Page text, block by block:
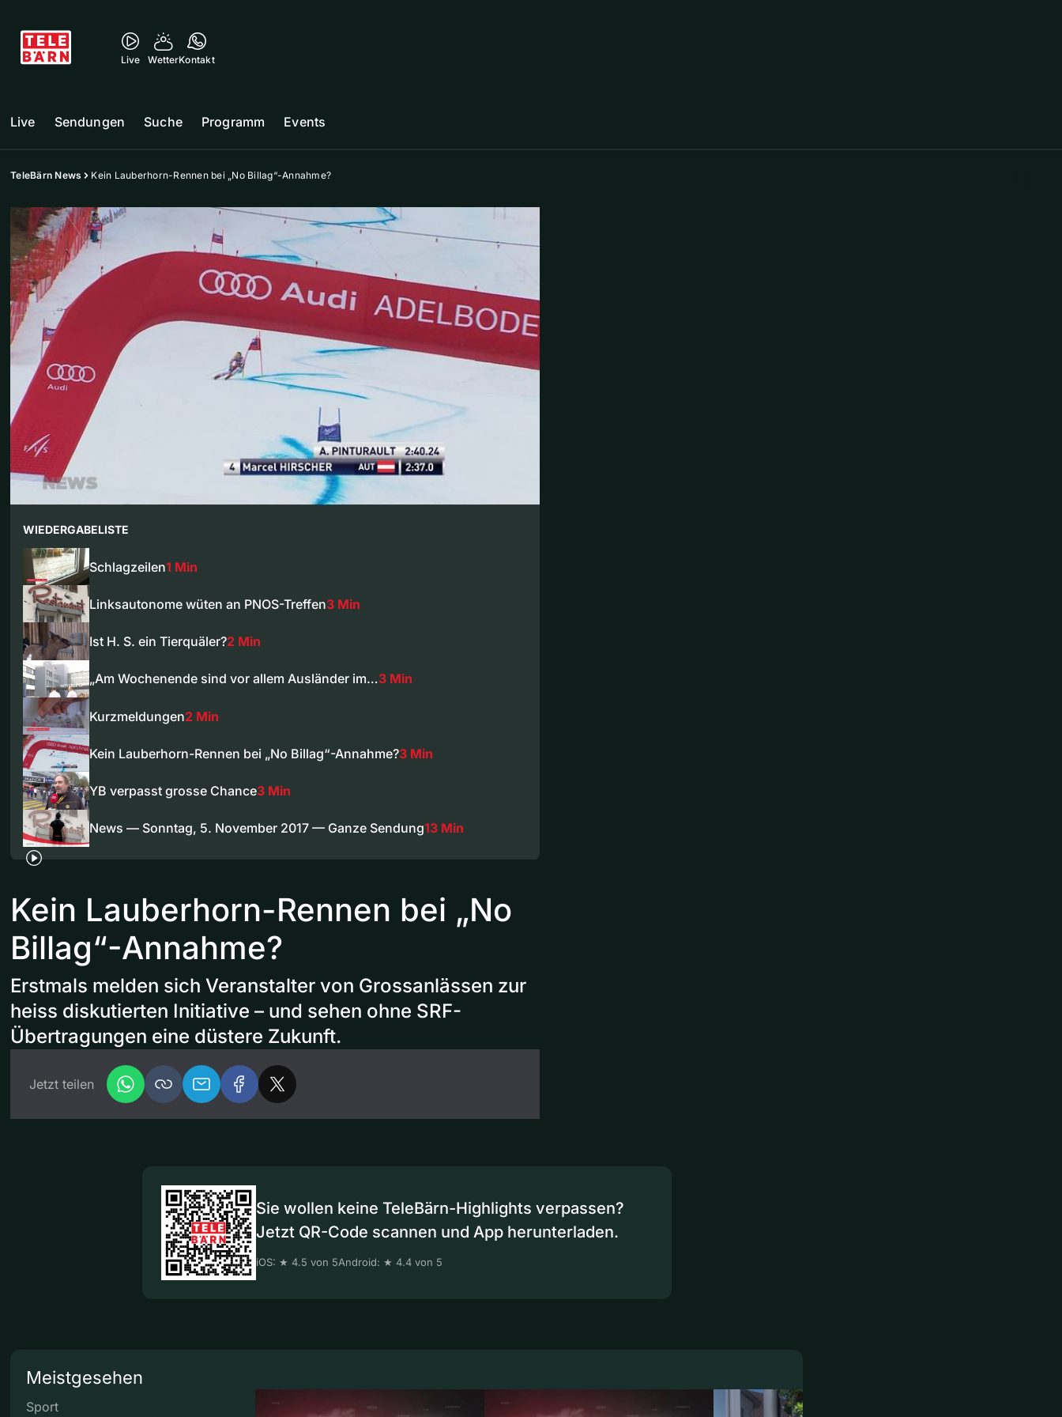
Live WetterKontakt
Live Sendungen Suche Programm Events
TeleBärn News Kein Lauberhorn-Rennen bei „No Billag“-Annahme?
WIEDERGABELISTE
Schlagzeilen1 Min
Linksautonome wüten an PNOS-Treffen3 Min
Ist H. S. ein Tierquäler?2 Min
„Am Wochenende sind vor allem Ausländer im…3 Min
Kurzmeldungen2 Min
Kein Lauberhorn-Rennen bei „No Billag“-Annahme?3 Min
YB verpasst grosse Chance3 Min
News — Sonntag, 5. November 2017 — Ganze Sendung13 Min
Kein Lauberhorn-Rennen bei „No
Billag“-Annahme?
Erstmals melden sich Veranstalter von Grossanlässen zur
heiss diskutierten Initiative – und sehen ohne SRF-
Übertragungen eine düstere Zukunft.
Jetzt teilen
Sie wollen keine TeleBärn-Highlights verpassen?
Jetzt QR-Code scannen und App herunterladen.
iOS: ★ 4.5 von 5Android: ★ 4.4 von 5
Meistgesehen
Sport